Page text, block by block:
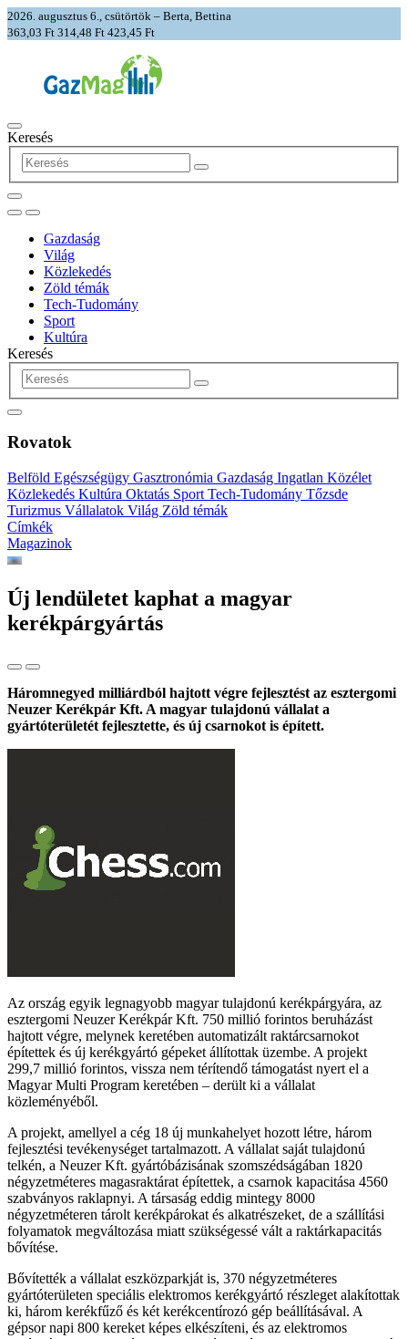
2026. augusztus 6., csütörtök – Berta, Bettina
363,03 Ft 314,48 Ft 423,45 Ft
Keresés
Gazdaság
Világ
Közlekedés
Zöld témák
Tech-Tudomány
Sport
Kultúra
Keresés
Rovatok
Belföld Egészségügy Gasztronómia Gazdaság Ingatlan Közélet
Közlekedés Kultúra Oktatás Sport Tech-Tudomány Tőzsde
Turizmus Vállalatok Világ Zöld témák
Címkék
Magazinok
Új lendületet kaphat a magyar
kerékpárgyártás
Háromnegyed milliárdból hajtott végre fejlesztést az esztergomi
Neuzer Kerékpár Kft. A magyar tulajdonú vállalat a
gyártóterületét fejlesztette, és új csarnokot is épített.
Az ország egyik legnagyobb magyar tulajdonú kerékpárgyára, az
esztergomi Neuzer Kerékpár Kft. 750 millió forintos beruházást
hajtott végre, melynek keretében automatizált raktárcsarnokot
építettek és új kerékgyártó gépeket állítottak üzembe. A projekt
299,7 millió forintos, vissza nem térítendő támogatást nyert el a
Magyar Multi Program keretében – derült ki a vállalat
közleményéből.
A projekt, amellyel a cég 18 új munkahelyet hozott létre, három
fejlesztési tevékenységet tartalmazott. A vállalat saját tulajdonú
telkén, a Neuzer Kft. gyártóbázisának szomszédságában 1820
négyzetméteres magasraktárat építettek, a csarnok kapacitása 4560
szabványos raklapnyi. A társaság eddig mintegy 8000
négyzetméteren tárolt kerékpárokat és alkatrészeket, de a szállítási
folyamatok megváltozása miatt szükségessé vált a raktárkapacitás
bővítése.
Bővítették a vállalat eszközparkját is, 370 négyzetméteres
gyártóterületen speciális elektromos kerékgyártó részleget alakítottak
ki, három kerékfűző és két kerékcentírozó gép beállításával. A
gépsor napi 800 kereket képes elkészíteni, és az elektromos